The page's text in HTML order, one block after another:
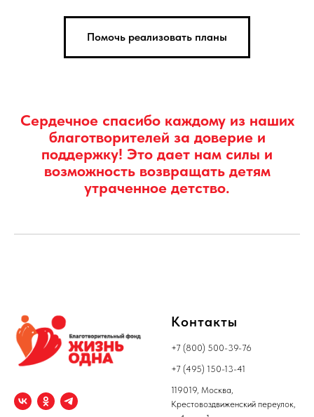
Помочь реализовать планы
Контакты
+7 (800) 500-39-76
+7 (495) 150-13-41
119019, Москва,
Крестовоздвиженский переулок,